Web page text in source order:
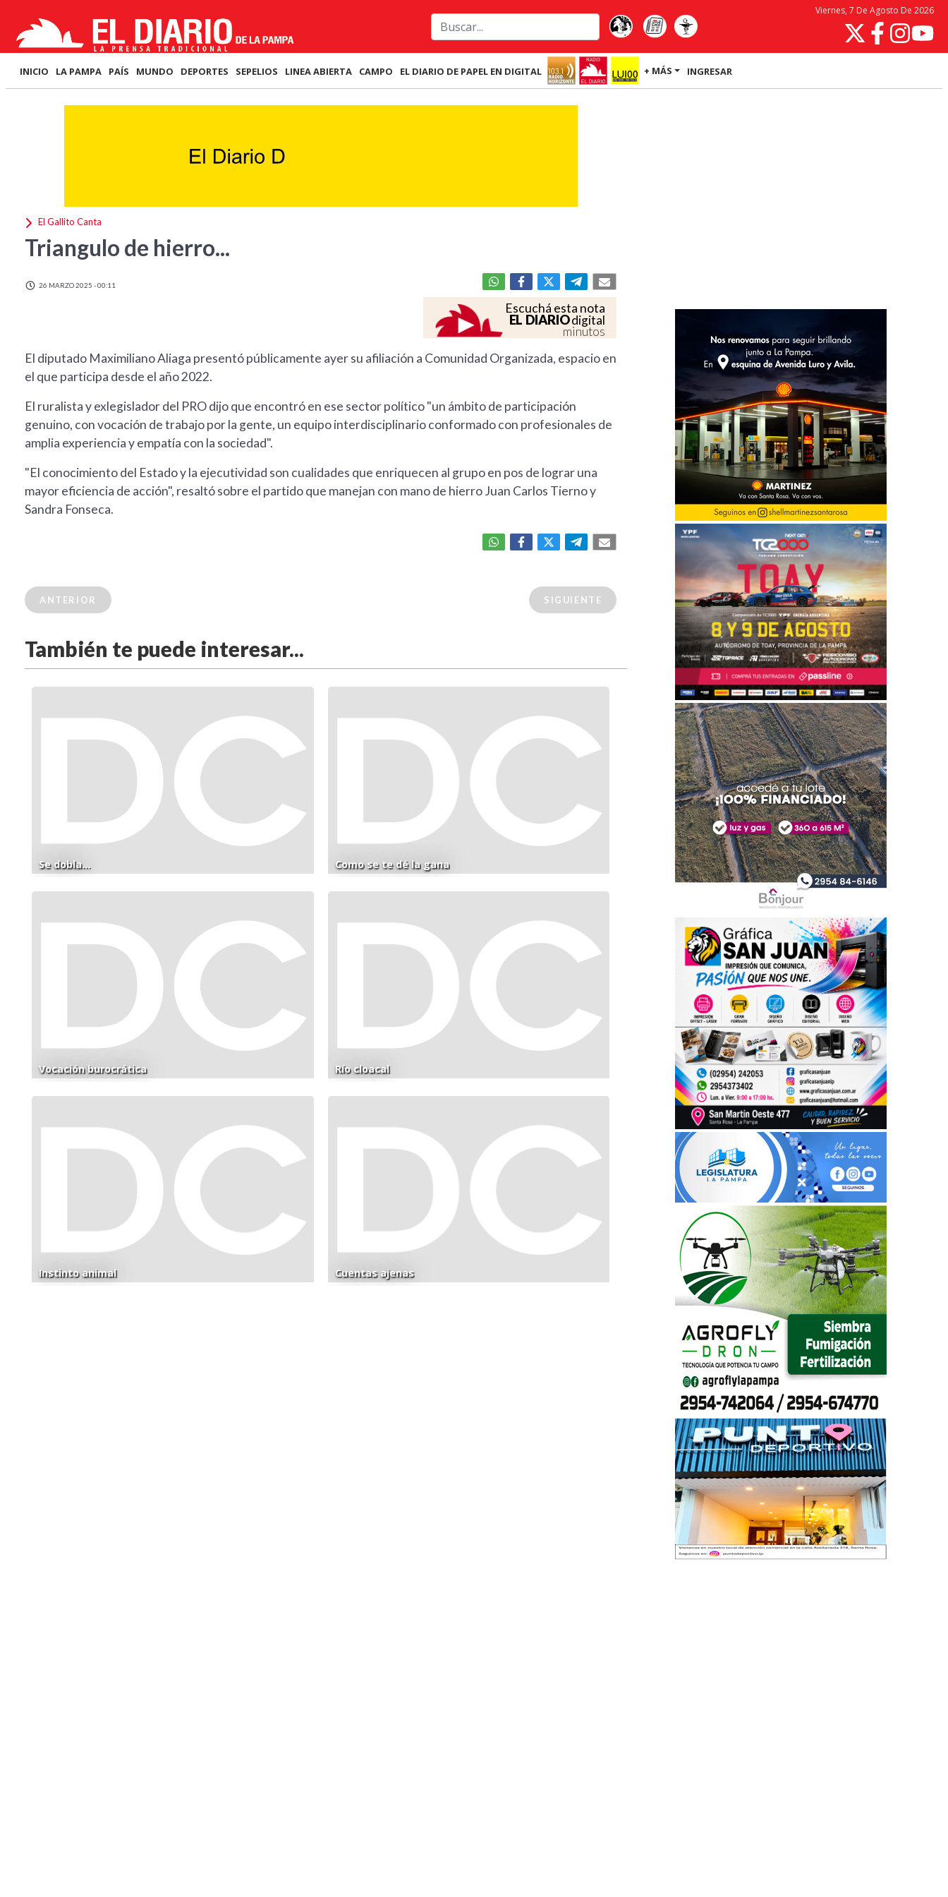
Viernes, 7 De Agosto De 2026
INICIO LA PAMPA PAÍS MUNDO DEPORTES SEPELIOS LINEA ABIERTA CAMPO EL DIARIO DE PAPEL EN DIGITAL + MÁS INGRESAR
El Gallito Canta
Triangulo de hierro...
26 MARZO 2025 - 00:11
Escuchá esta nota
EL DIARIOdigital
minutos
El diputado Maximiliano Aliaga presentó públicamente ayer su afiliación a Comunidad Organizada, espacio en
el que participa desde el año 2022.
El ruralista y exlegislador del PRO dijo que encontró en ese sector político "un ámbito de participación
genuino, con vocación de trabajo por la gente, un equipo interdisciplinario conformado con profesionales de
amplia experiencia y empatía con la sociedad".
"El conocimiento del Estado y la ejecutividad son cualidades que enriquecen al grupo en pos de lograr una
mayor eficiencia de acción", resaltó sobre el partido que manejan con mano de hierro Juan Carlos Tierno y
Sandra Fonseca.
ANTERIOR SIGUIENTE
También te puede interesar...
Se dobla... Como se te dé la gana
Vocación burocrática Río cloacal
Instinto animal Cuentas ajenas